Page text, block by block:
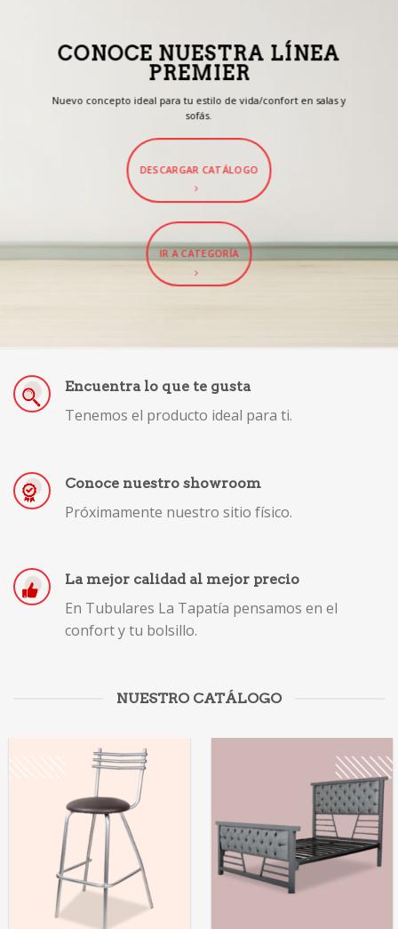
CONOCE NUESTRA LÍNEA
PREMIER
Nuevo concepto ideal para tu estilo de vida/confort en salas y
sofás.
DESCARGAR CATÁLOGO
IR A CATEGORÍA
Encuentra lo que te gusta
Tenemos el producto ideal para ti.
Conoce nuestro showroom
Próximamente nuestro sitio físico.
La mejor calidad al mejor precio
En Tubulares La Tapatía pensamos en el
confort y tu bolsillo.
NUESTRO CATÁLOGO